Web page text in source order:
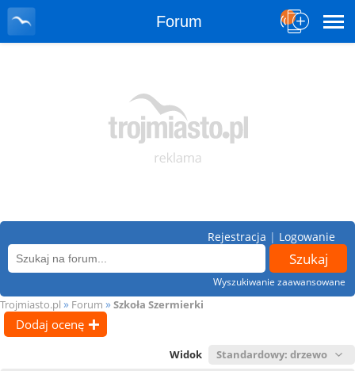
Forum
Wyszukiwanie zaawansowane
Rejestracja | Logowanie
Trojmiasto.pl » Forum » Szkoła Szermierki
Dodaj ocenę
Widok